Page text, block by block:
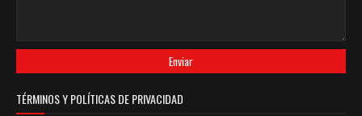
TÉRMINOS Y POLÍTICAS DE PRIVACIDAD